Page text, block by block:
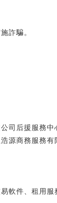
詐騙。
司后援服務
源商務服務
軟件、租用服